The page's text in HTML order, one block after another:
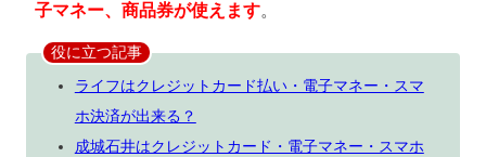
子マネー、商品券が使えます。
役に立つ記事
ライフはクレジットカード払い・電子マネー・スマ
ホ決済が出来る？
成城石井はクレジットカード・電子マネー・スマホ